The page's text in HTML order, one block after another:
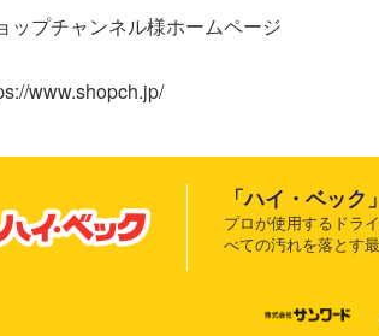
ップチャンネル様ホームページ
www.shopch.jp/
「ハイ・ベッ
プロが使用するドラ
べての汚れを落とす